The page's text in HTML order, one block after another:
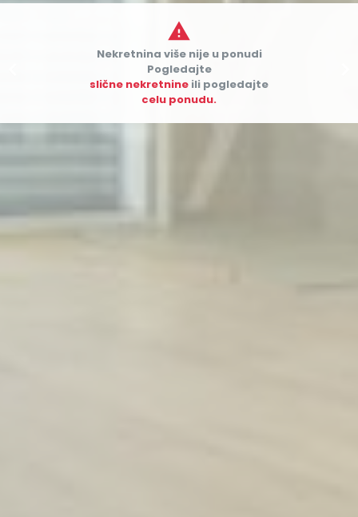

Nekretnina više nije u ponudi
Pogledajte
slične nekretnine ili pogledajte
celu ponudu.